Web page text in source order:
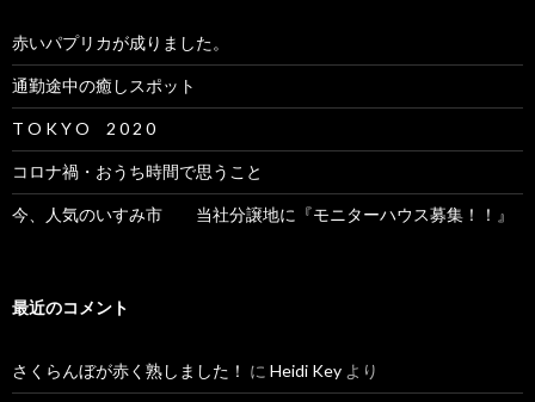
赤いパプリカが成りました。
通勤途中の癒しスポット
T O K Y O 2 0 2 0
コロナ禍・おうち時間で思うこと
今、人気のいすみ市 当社分譲地に『モニターハウス募集！！』
最近のコメント
さくらんぼが赤く熟しました！ に Heidi Key より